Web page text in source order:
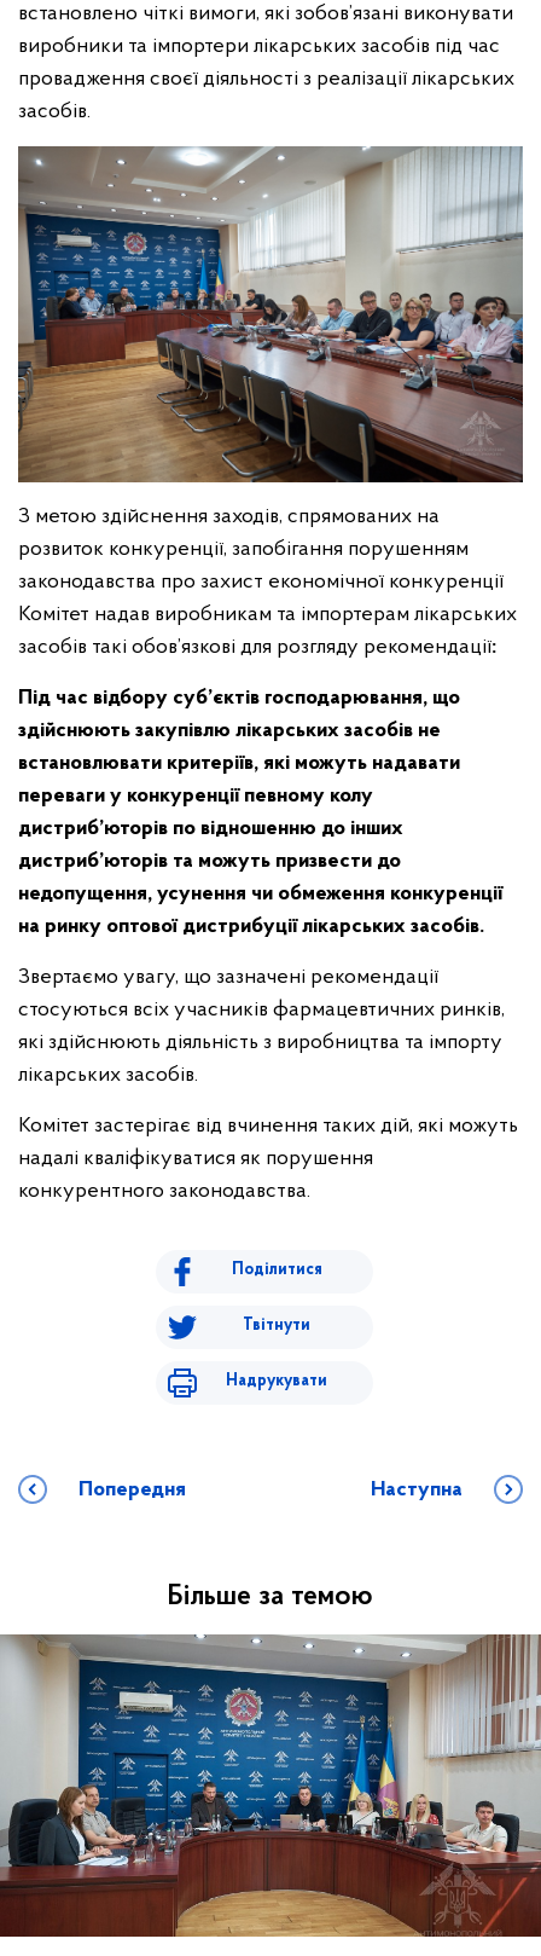
встановлено чіткі вимоги, які зобов’язані виконувати
виробники та імпортери лікарських засобів під час
провадження своєї діяльності з реалізації лікарських
засобів.
З метою здійснення заходів, спрямованих на
розвиток конкуренції, запобігання порушенням
законодавства про захист економічної конкуренції
Комітет надав виробникам та імпортерам лікарських
засобів такі обов’язкові для розгляду рекомендації:
Під час відбору суб’єктів господарювання, що
здійснюють закупівлю лікарських засобів не
встановлювати критеріїв, які можуть надавати
переваги у конкуренції певному колу
дистриб’юторів по відношенню до інших
дистриб’юторів та можуть призвести до
недопущення, усунення чи обмеження конкуренції
на ринку оптової дистрибуції лікарських засобів.
Звертаємо увагу, що зазначені рекомендації
стосуються всіх учасників фармацевтичних ринків,
які здійснюють діяльність з виробництва та імпорту
лікарських засобів.
Комітет застерігає від вчинення таких дій, які можуть
надалі кваліфікуватися як порушення
конкурентного законодавства.
Поділитися
Твітнути
Надрукувати
Попередня Наступна
Більше за темою